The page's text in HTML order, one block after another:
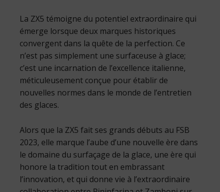
La ZX5 témoigne du potentiel extraordinaire qui
émerge lorsque deux marques historiques
convergent dans la quête de la perfection. Ce
n’est pas simplement une surfaceuse à glace;
c’est une incarnation de l’excellence italienne,
méticuleusement conçue pour établir de
nouvelles normes dans le monde de l’entretien
des glaces.
Alors que la ZX5 fait ses grands débuts au FSB
2023, elle marque l’aube d’une nouvelle ère dans
le domaine du surfaçage de la glace, une ère qui
honore la tradition tout en embrassant
l’innovation, et qui donne vie à l’extraordinaire